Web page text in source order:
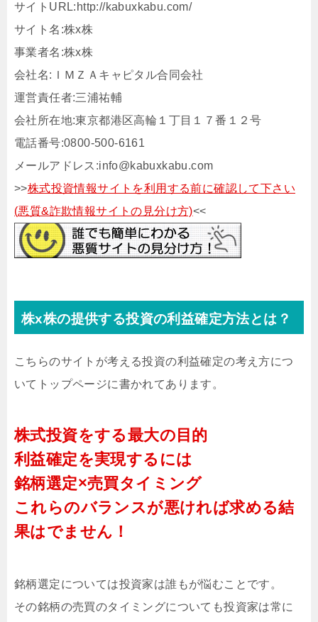
サイトURL:http://kabuxkabu.com/
サイト名:株x株
事業者名:株x株
会社名:ＩＭＺＡキャピタル合同会社
運営責任者:三浦祐輔
会社所在地:東京都港区高輪１丁目１７番１２号
電話番号:0800-500-6161
メールアドレス:info@kabuxkabu.com
>>株式投資情報サイトを利用する前に確認して下さい
(悪質&詐欺情報サイトの見分け方)<<
株x株の提供する投資の利益確定方法とは？
こちらのサイトが考える投資の利益確定の考え方につ
いてトップページに書かれてあります。
株式投資をする最大の目的
利益確定を実現するには
銘柄選定×売買タイミング
これらのバランスが悪ければ求める結
果はでません！
銘柄選定については投資家は誰もが悩むことです。
その銘柄の売買のタイミングについても投資家は常に